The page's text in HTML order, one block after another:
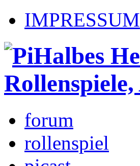
IMPRESSUM
forum
rollenspiel